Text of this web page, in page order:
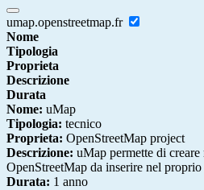
umap.openstreetmap.fr
Nome
Tipologia
Proprieta
Descrizione
Durata
Nome: uMap
Tipologia: tecnico
Proprieta: OpenStreetMap project
Descrizione: uMap permette di
OpenStreetMap da inserire nel
Durata: 1 anno